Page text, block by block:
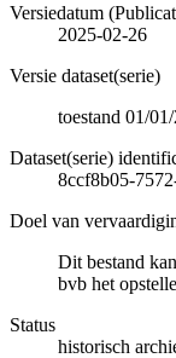
Versiedatum
2025-02-26
Versie dataset(serie)
toestand 01/
Dataset(serie)
8ccf8b05-
Doel van
Dit bestand
bvb het
Status
historisch